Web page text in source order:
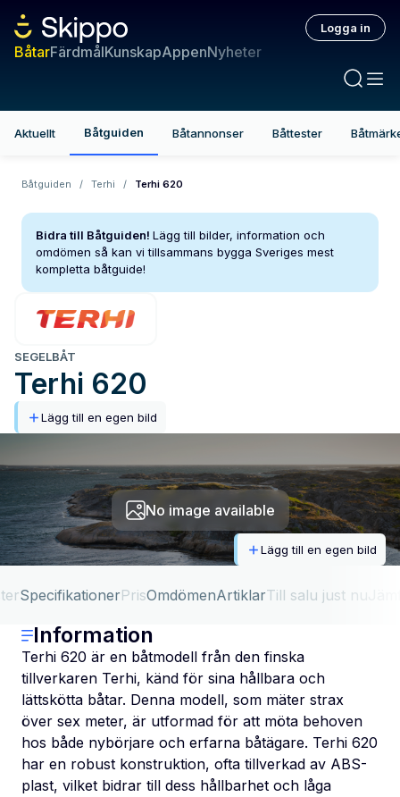
BåtarFärdmålKunskapAppenNyheter
Logga in
Aktuellt Båtguiden Båtannonser Båttester
Båtguiden / Terhi / Terhi 620
Bidra till Båtguiden! Lägg till bilder, information och
omdömen så kan vi tillsammans bygga Sveriges mest
kompletta båtguide!
SEGELBÅT
Terhi 620
Lägg till en egen bild
No image available
Lägg till en egen bild
SpecifikationerPrisOmdömenArtiklarTill salu just nu
Information
Terhi 620 är en båtmodell från den finska
tillverkaren Terhi, känd för sina hållbara och
lättskötta båtar. Denna modell, som mäter strax
över sex meter, är utformad för att möta behoven
hos både nybörjare och erfarna båtägare. Terhi 620
har en robust konstruktion, ofta tillverkad av ABS-
plast, vilket bidrar till dess hållbarhet och låga